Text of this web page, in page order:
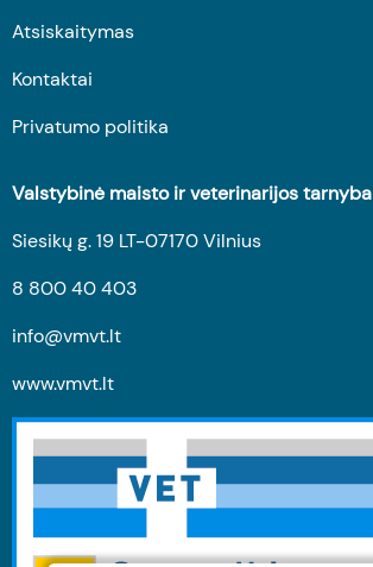
Atsiskaitymas
Kontaktai
Privatumo politika
Valstybinė maisto ir veterinarijos tarnyba
Siesikų g. 19 LT-07170 Vilnius
8 800 40 403
info@vmvt.lt
www.vmvt.lt